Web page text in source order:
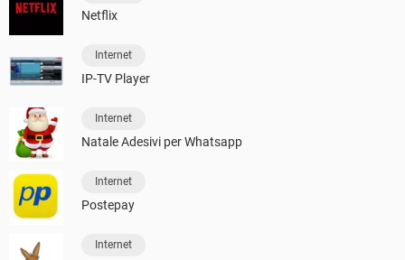
Netflix
Internet
IP-TV Player
Internet
Natale Adesivi per Whatsapp
Internet
Postepay
Internet